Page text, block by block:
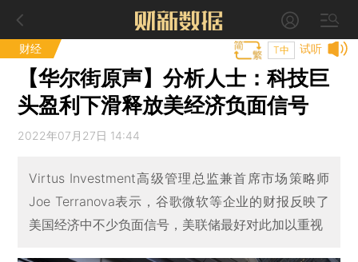
财经 试听
T中
【华尔街原声】分析人士：科技巨
头盈利下滑释放美经济负面信号
2022年07月27日 14:44
Virtus Investment高级管理总监兼首席市场策略师
Joe Terranova表示，谷歌微软等企业的财报反映了
美国经济中不少负面信号，美联储最好对此加以重视